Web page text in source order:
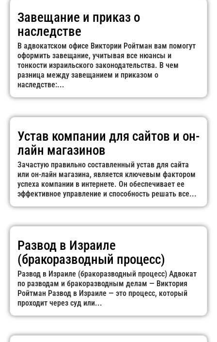
Завещание и приказ о
наследстве
В адвокатском офисе Виктории Ройтман вам помогут
оформить завещание, учитывая все нюансы и
тонкости израильского законодательства. В чем
разница между завещанием и приказом о
наследстве:...
Устав компании для сайтов и он-
лайн магазинов
Зачастую правильно составленный устав для сайта
или он-лайн магазина, является ключевым фактором
успеха компании в интернете. Он обеспечивает ее
эффективное управление и способность решать все...
Развод в Израиле
(бракоразводный процесс)
Развод в Израиле (бракоразводный процесс) Адвокат
по разводам и бракоразводным делам — Виктория
Ройтман Развод в Израиле — это процесс, который
проходит через суд или...